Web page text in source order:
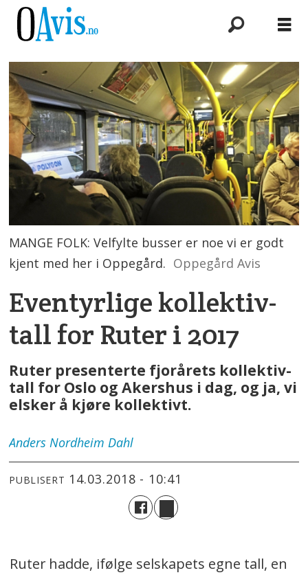
MANGE FOLK: Velfylte busser er noe vi er godt
kjent med her i Oppegård. Oppegård Avis
Eventyrlige kollektiv-
tall for Ruter i 2017
Ruter presenterte fjorårets kollektiv-
tall for Oslo og Akershus i dag, og ja, vi
elsker å kjøre kollektivt.
Anders Nordheim Dahl
PUBLISERT 14.03.2018 - 10:41
Ruter hadde, ifølge selskapets egne tall, en